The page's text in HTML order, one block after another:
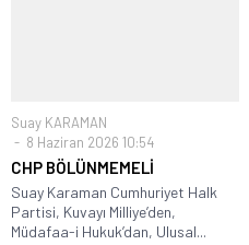
Suay KARAMAN
8 Haziran 2026 10:54
CHP BÖLÜNMEMELİ
Suay Karaman Cumhuriyet Halk
Partisi, Kuvayı Milliye’den,
Müdafaa-i Hukuk’dan, Ulusal...